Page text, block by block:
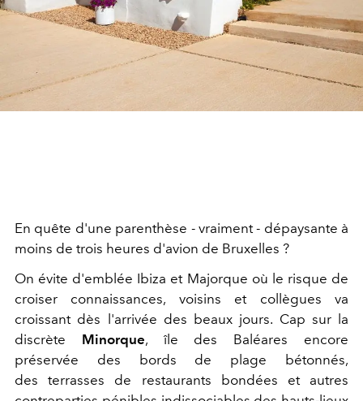
En quête d'une parenthèse - vraiment - dépaysante à
moins de trois heures d'avion de Bruxelles ?
On évite d'emblée Ibiza et Majorque où le risque de
croiser connaissances, voisins et collègues va
croissant dès l'arrivée des beaux jours. Cap sur la
discrète Minorque, île des Baléares encore
préservée des bords de plage bétonnés,
des terrasses de restaurants bondées et autres